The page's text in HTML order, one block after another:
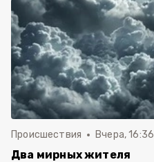
Происшествия Вчера, 16:36
Два мирных жителя